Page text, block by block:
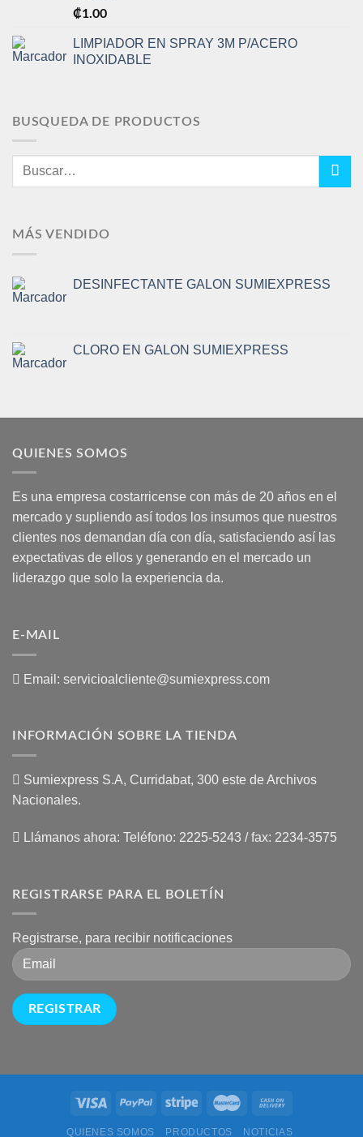
₡1.00
LIMPIADOR EN SPRAY 3M P/ACERO
INOXIDABLE
BUSQUEDA DE PRODUCTOS
Buscar
MÁS VENDIDO
DESINFECTANTE GALON SUMIEXPRESS
CLORO EN GALON SUMIEXPRESS
QUIENES SOMOS
Es una empresa costarricense con más de 20 años en el
mercado y supliendo así todos los insumos que nuestros
clientes nos demandan día con día, satisfaciendo así las
expectativas de ellos y generando en el mercado un
liderazgo que solo la experiencia da.
E-MAIL
Email: servicioalcliente@sumiexpress.com
INFORMACIÓN SOBRE LA TIENDA
Sumiexpress S.A, Curridabat, 300 este de Archivos
Nacionales.
Llámanos ahora: Teléfono: 2225-5243 / fax: 2234-3575
REGISTRARSE PARA EL BOLETÍN
Registrarse, para recibir notificaciones
QUIENES SOMOS PRODUCTOS NOTICIAS